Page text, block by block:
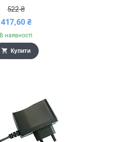
522 ₴
417,60 ₴
В наявності
Купити